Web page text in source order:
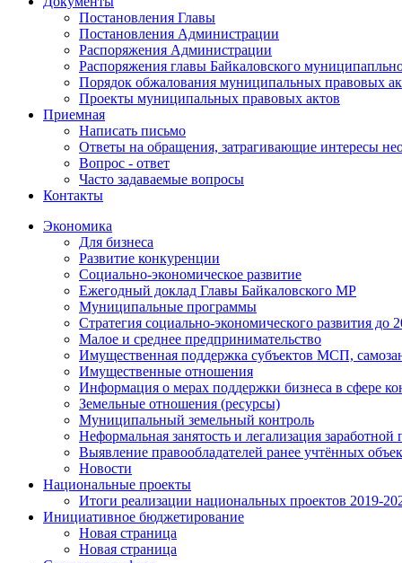
Постановления Главы
Постановления Администрации
Распоряжения Администрации
Распоряжения главы Байкаловского
Порядок обжалования муниципальных правовых
Проекты муниципальных правовых актов
Приемная
Написать письмо
Ответы на обращения, затрагивающие интересы
Вопрос - ответ
Часто задаваемые вопросы
Контакты
Экономика
Для бизнеса
Развитие конкуренции
Социально-экономическое развитие
Ежегодный доклад Главы Байкаловского МР
Муниципальные программы
Стратегия социально-экономического развития до
Малое и среднее предпринимательство
Имущественная поддержка субъектов МСП,
Имущественные отношения
Информация о мерах поддержки бизнеса в сфере
Земельные отношения (ресурсы)
Муниципальный земельный контроль
Неформальная занятость и легализация заработной
Выявление правообладателей ранее учтённых
Новости
Национальные проекты
Итоги реализации национальных проектов 2019-
Инициативное бюджетирование
Новая страница
Новая страница